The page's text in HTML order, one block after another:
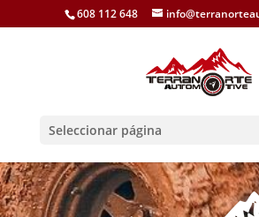
608 112 648
Seleccionar página